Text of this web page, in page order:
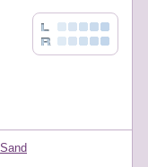
Sand